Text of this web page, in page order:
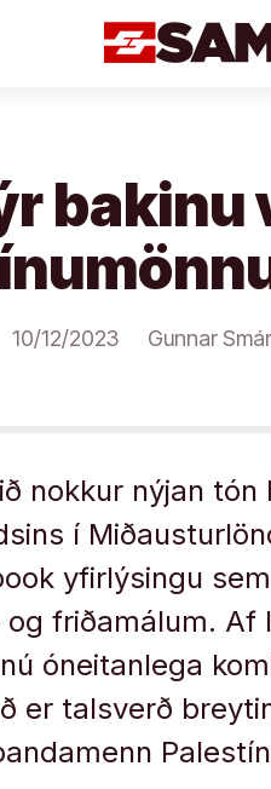
bakinu
10/12/2023 Gunnar
nokkur nýjan
í
yfirlýsingu
friðamálum.
óneitanlega
er talsverð